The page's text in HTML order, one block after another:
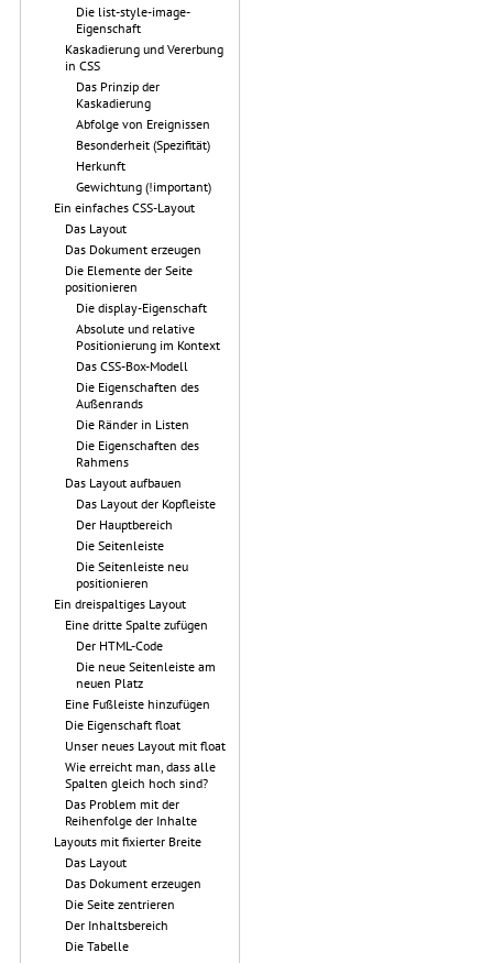
Die list-style-image-
Eigenschaft
Kaskadierung und Vererbung
in CSS
Das Prinzip der
Kaskadierung
Abfolge von Ereignissen
Besonderheit (Spezifität)
Herkunft
Gewichtung (!important)
Ein einfaches CSS-Layout
Das Layout
Das Dokument erzeugen
Die Elemente der Seite
positionieren
Die display-Eigenschaft
Absolute und relative
Positionierung im Kontext
Das CSS-Box-Modell
Die Eigenschaften des
Außenrands
Die Ränder in Listen
Die Eigenschaften des
Rahmens
Das Layout aufbauen
Das Layout der Kopfleiste
Der Hauptbereich
Die Seitenleiste
Die Seitenleiste neu
positionieren
Ein dreispaltiges Layout
Eine dritte Spalte zufügen
Der HTML-Code
Die neue Seitenleiste am
neuen Platz
Eine Fußleiste hinzufügen
Die Eigenschaft float
Unser neues Layout mit float
Wie erreicht man, dass alle
Spalten gleich hoch sind?
Das Problem mit der
Reihenfolge der Inhalte
Layouts mit fixierter Breite
Das Layout
Das Dokument erzeugen
Die Seite zentrieren
Der Inhaltsbereich
Die Tabelle